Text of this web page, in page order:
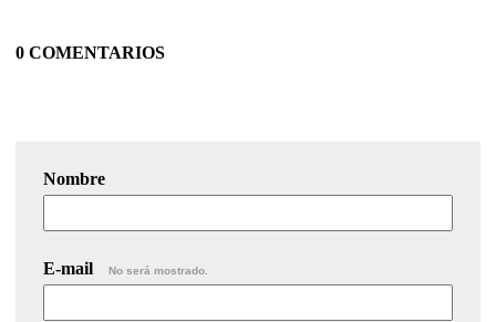
0 COMENTARIOS
Nombre
E-mail No será mostrado.